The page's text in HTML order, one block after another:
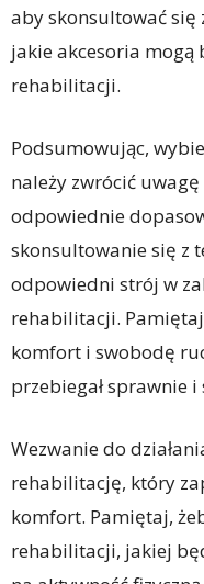
aby skonsultować się
jakie akcesoria mogą
rehabilitacji.
Podsumowując,
należy zwrócić
odpowiednie
skonsultowanie się z
odpowiedni strój w
rehabilitacji.
komfort i swobodę
przebiegał sprawnie i
Wezwanie do
rehabilitację, który
komfort. Pamiętaj,
rehabilitacji, jakiej